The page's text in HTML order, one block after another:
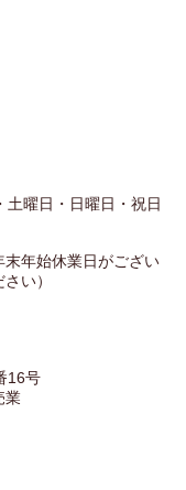
曜日・日曜日・祝日
年始休業日がござい
い）
16号
業